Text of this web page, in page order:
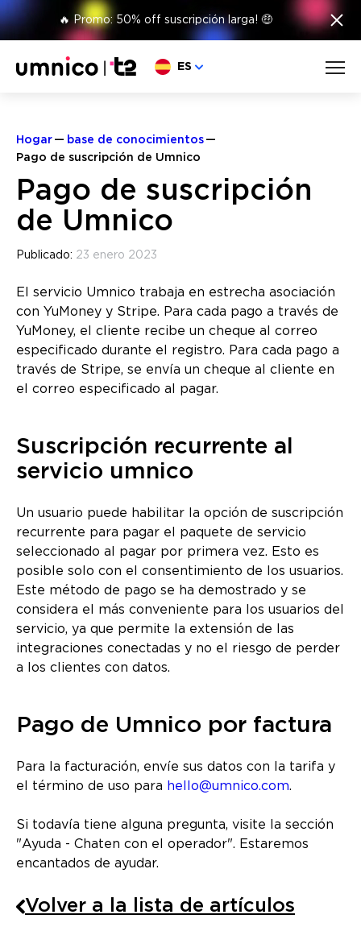
🔥 Promo: 50% off suscripción larga! 🤑 ×
Elige lengua
ES
Hogar
base de conocimientos
Pago de suscripción de Umnico
Pago de suscripción
de Umnico
Publicado: 23 enero 2023
El servicio Umnico trabaja en estrecha asociación
con YuMoney y Stripe. Para cada pago a través de
YuMoney, el cliente recibe un cheque al correo
especificado durante el registro. Para cada pago a
través de Stripe, se envía un cheque al cliente en
el correo especificado al pagar.
Suscripción recurrente al
servicio umnico
Un usuario puede habilitar la opción de suscripción
recurrente para pagar el paquete de servicio
seleccionado al pagar por primera vez. Esto es
posible solo con el consentimiento de los usuarios.
Este método de pago se ha demostrado y se
considera el más conveniente para los usuarios del
servicio, ya que permite la extensión de las
integraciones conectadas y no el riesgo de perder
a los clientes con datos.
Pago de Umnico por factura
Para la facturación, envíe sus datos con la tarifa y
el término de uso para hello@umnico.com.
Si todavía tiene alguna pregunta, visite la sección
"Ayuda - Chaten con el operador". Estaremos
encantados de ayudar.
Volver a la lista de artículos